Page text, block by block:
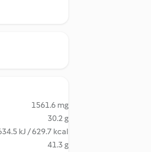
1561.6 mg
30.2 g
kJ / 629.7 kcal
41.3 g